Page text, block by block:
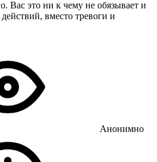
Вас это ни к чему не обязывает и
вместо тревоги и
Анонимно